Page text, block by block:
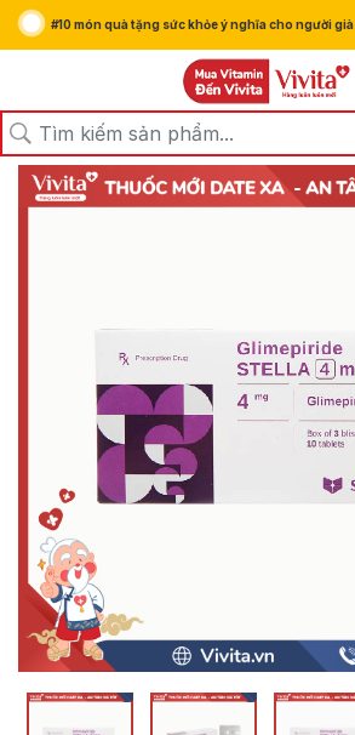
#10 món quà tặng sức khỏe ý nghĩa cho người già
Trang chủ/Sản Phẩm/Thuốc